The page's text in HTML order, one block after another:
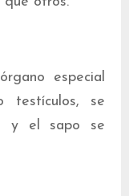
especial
testículos, se
y el sapo se